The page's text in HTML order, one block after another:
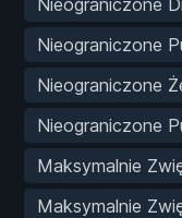
Nieograniczone
Nieograniczone
Nieograniczone
Maksymalnie
Maksymalnie